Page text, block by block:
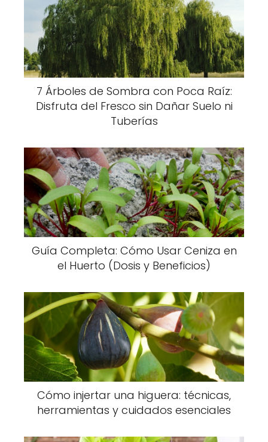
7 Árboles de Sombra con Poca Raíz:
Disfruta del Fresco sin Dañar Suelo ni
Tuberías
Guía Completa: Cómo Usar Ceniza en
el Huerto (Dosis y Beneficios)
Cómo injertar una higuera: técnicas,
herramientas y cuidados esenciales